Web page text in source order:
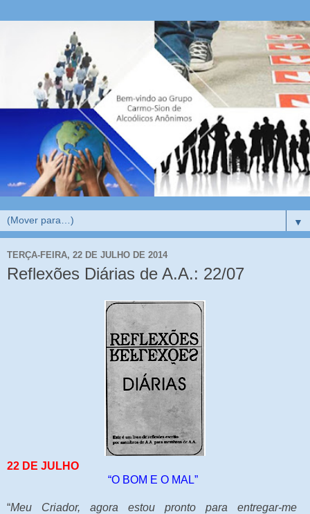
▼
TERÇA-FEIRA, 22 DE JULHO DE 2014
Reflexões Diárias de A.A.: 22/07
22 DE JULHO
“O BOM E O MAL”
“Meu Criador, agora estou pronto para entregar-me